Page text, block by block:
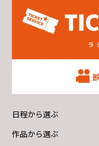
日程から選ぶ
作品から選ぶ